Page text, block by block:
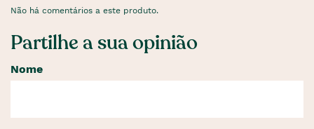
Não há comentários a este produto.
Partilhe a sua opinião
Nome